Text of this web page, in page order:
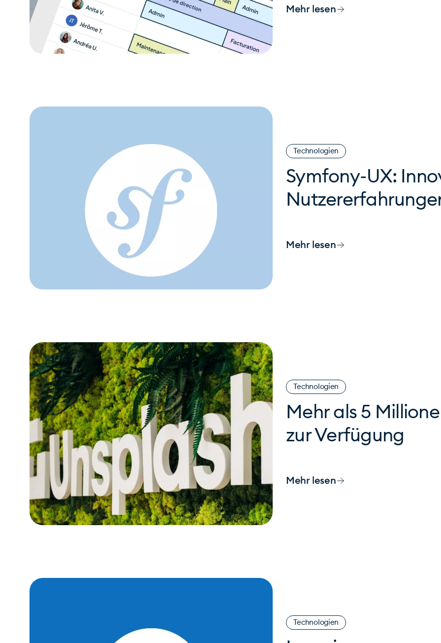
Mehr lesen
Technologien
Symfony-UX:
Mehr lesen
Technologien
Mehr als 5
zur Verfügung
Mehr lesen
Technologien